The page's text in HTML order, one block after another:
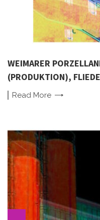
WEIMARER
(PRODUKTION),
Read More